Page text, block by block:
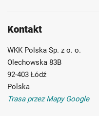
Kontakt
WKK Polska Sp. z o. o.
Olechowska 83B
92-403 Łódź
Polska
Trasa przez Mapy Google